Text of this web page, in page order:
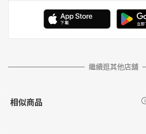
繼續逛其他店舖
相似商品